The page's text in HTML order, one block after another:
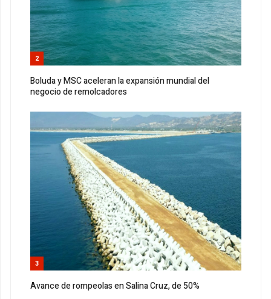
2
Boluda y MSC aceleran la expansión mundial del
negocio de remolcadores
3
Avance de rompeolas en Salina Cruz, de 50%